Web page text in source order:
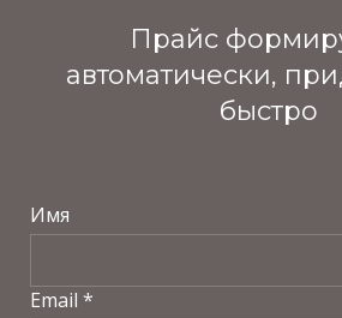
Прайс
автоматически,
быстро
Имя
Email *